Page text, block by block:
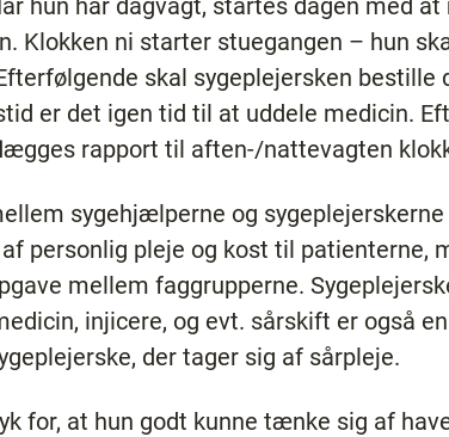
hun har dagvagt, startes dagen med
Klokken ni starter stuegangen – hun
skal sygeplejersken bestille
er det igen tid til at uddele medicin.
rapport til aften-/nattevagten
sygehjælperne og
personlig pleje og kost til patienterne,
mellem faggrupperne.
injicere, og evt. sårskift er også
der tager sig af sårpleje.
for, at hun godt kunne tænke sig af